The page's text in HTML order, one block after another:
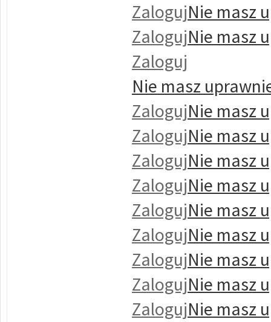
ZalogujNie masz
ZalogujNie masz
Zaloguj
Nie masz
ZalogujNie masz
ZalogujNie masz
ZalogujNie masz
ZalogujNie masz
ZalogujNie masz
ZalogujNie masz
ZalogujNie masz
ZalogujNie masz
ZalogujNie masz